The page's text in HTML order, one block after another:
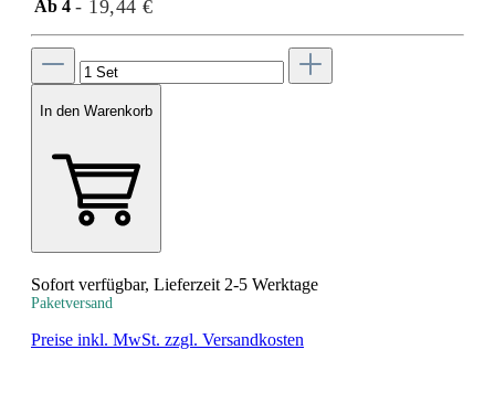
Ab 4 - 19,44 €
In den Warenkorb
Sofort verfügbar, Lieferzeit 2-5 Werktage
Paketversand
Preise inkl. MwSt. zzgl. Versandkosten